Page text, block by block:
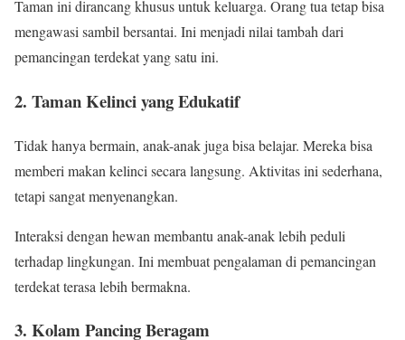
Taman ini dirancang khusus untuk keluarga. Orang tua tetap bisa
mengawasi sambil bersantai. Ini menjadi nilai tambah dari
pemancingan terdekat yang satu ini.
2. Taman Kelinci yang Edukatif
Tidak hanya bermain, anak-anak juga bisa belajar. Mereka bisa
memberi makan kelinci secara langsung. Aktivitas ini sederhana,
tetapi sangat menyenangkan.
Interaksi dengan hewan membantu anak-anak lebih peduli
terhadap lingkungan. Ini membuat pengalaman di pemancingan
terdekat terasa lebih bermakna.
3. Kolam Pancing Beragam